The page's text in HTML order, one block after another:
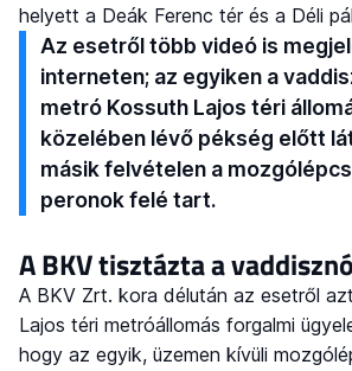
helyett a Deák Ferenc tér és a Déli
Az esetről több videó is
interneten; az egyiken a
metró Kossuth Lajos téri
közelében lévő pékség előtt
másik felvételen a
peronok felé tart.
A BKV tisztázta a
A BKV Zrt. kora délután az esetről
Lajos téri metróállomás forgalmi
hogy az egyik, üzemen kívüli